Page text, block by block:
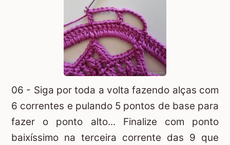
06 - Siga por toda a volta fazendo alças com
6 correntes e pulando 5 pontos de base para
fazer o ponto alto... Finalize com ponto
baixíssimo na terceira corrente das 9 que